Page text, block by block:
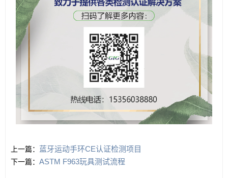
上一篇： 蓝牙运动手环CE认证检测项目
下一篇： ASTM F963玩具测试流程